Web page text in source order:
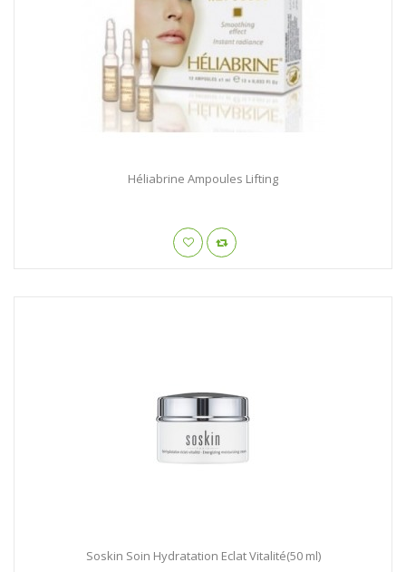
Héliabrine Ampoules Lifting
Soskin Soin Hydratation Eclat Vitalité(50 ml)